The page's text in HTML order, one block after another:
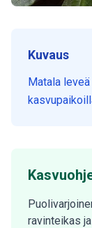
Kuvaus
Matala
ravinteikas